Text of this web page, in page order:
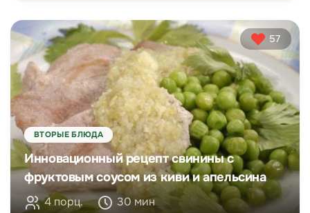
57
ВТОРЫЕ БЛЮДА
Инновационный рецепт свинины с
фруктовым соусом из киви и апельсина
4 порц. 30 мин